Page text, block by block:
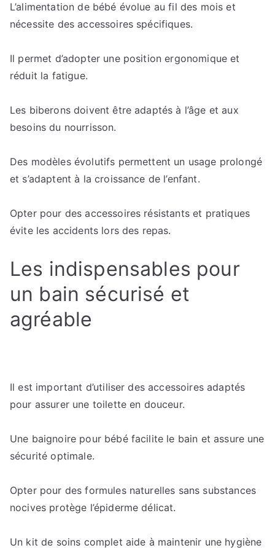
L’alimentation de bébé évolue au fil des mois et
nécessite des accessoires spécifiques.
Il permet d’adopter une position ergonomique et
réduit la fatigue.
Les biberons doivent être adaptés à l’âge et aux
besoins du nourrisson.
Des modèles évolutifs permettent un usage prolongé
et s’adaptent à la croissance de l’enfant.
Opter pour des accessoires résistants et pratiques
évite les accidents lors des repas.
Les indispensables pour
un bain sécurisé et
agréable
Il est important d’utiliser des accessoires adaptés
pour assurer une toilette en douceur.
Une baignoire pour bébé facilite le bain et assure une
sécurité optimale.
Opter pour des formules naturelles sans substances
nocives protège l’épiderme délicat.
Un kit de soins complet aide à maintenir une hygiène